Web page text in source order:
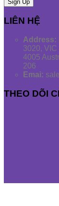
LIÊN HỆ
Address:
3020,
4005
206
Emai:
THEO DÕI